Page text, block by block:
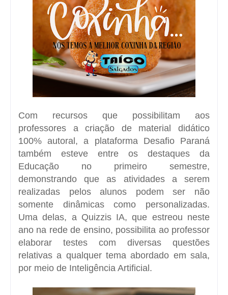
Com recursos que possibilitam aos
professores a criação de material didático
100% autoral, a plataforma Desafio Paraná
também esteve entre os destaques da
Educação no primeiro semestre,
demonstrando que as atividades a serem
realizadas pelos alunos podem ser não
somente dinâmicas como personalizadas.
Uma delas, a Quizzis IA, que estreou neste
ano na rede de ensino, possibilita ao professor
elaborar testes com diversas questões
relativas a qualquer tema abordado em sala,
por meio de Inteligência Artificial.